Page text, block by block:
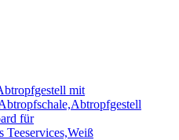
mit
für
Teeservices,Weiß